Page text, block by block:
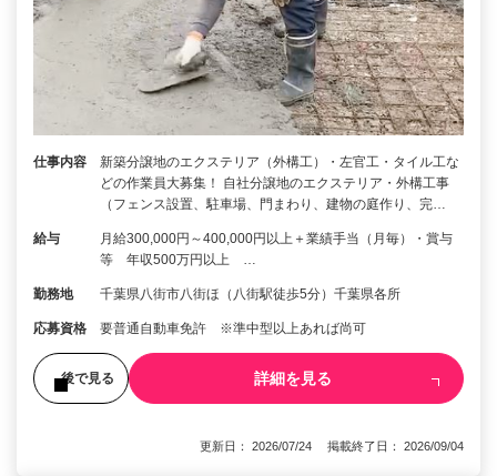
仕事内容
新築分譲地のエクステリア（外構工）・左官工・タイル工な
どの作業員大募集！ 自社分譲地のエクステリア・外構工事
（フェンス設置、駐車場、門まわり、建物の庭作り、完…
給与
月給300,000円～400,000円以上＋業績手当（月毎）・賞与
等 年収500万円以上 …
勤務地 千葉県八街市八街ほ（八街駅徒歩5分）千葉県各所
応募資格 要普通自動車免許 ※準中型以上あれば尚可
後で見る 詳細を見る
更新日： 2026/07/24 掲載終了日： 2026/09/04